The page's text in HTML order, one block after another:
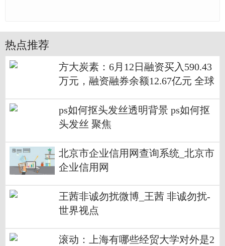
热点推荐
方大炭素：6月12日融资买入590.43
万元，融资融券余额12.67亿元 全球
ps如何抠头发丝透明背景 ps如何抠
头发丝 聚焦
北京市企业信用网查询系统_北京市
企业信用网
王茜非诚勿扰微博_王茜 非诚勿扰-
世界视点
滚动：上海有哪些经贸大学对外是2